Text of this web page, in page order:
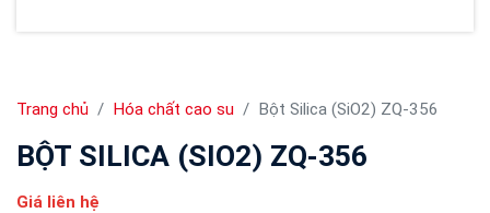
Trang chủ Hóa chất cao su Bột Silica (SiO2) ZQ-356
BỘT SILICA (SIO2) ZQ-356
Giá liên hệ